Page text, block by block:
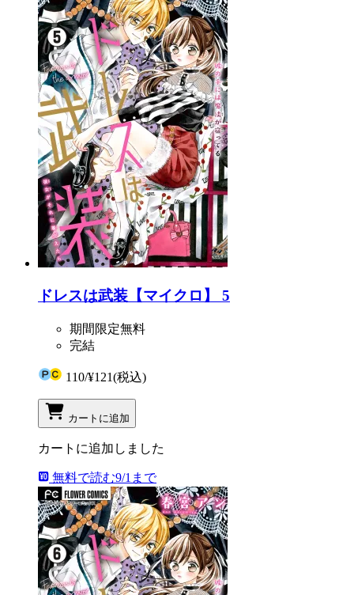
ドレスは武装【マイクロ】 5
期間限定無料
完結
110/¥121(税込)
カートに追加
カートに追加しました
無料で読む9/1まで